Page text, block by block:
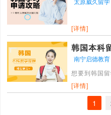
[详情]
韩国本科
南宁启德教育
想要到韩国
[详情]
1